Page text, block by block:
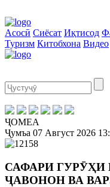
Асосӣ Сиёсат Иқтисод
Туризм Китобхона Видео
ҶОМЕА
Ҷумъа 07 Август 2026
САФАРИ
ҶАВОНОН ВА